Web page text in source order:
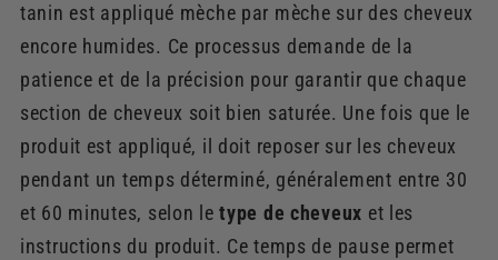
tanin est appliqué mèche par mèche sur des cheveux
encore humides. Ce processus demande de la
patience et de la précision pour garantir que chaque
section de cheveux soit bien saturée. Une fois que le
produit est appliqué, il doit reposer sur les cheveux
pendant un temps déterminé, généralement entre 30
et 60 minutes, selon letype de cheveux et les
instructions du produit. Ce temps de pause permet